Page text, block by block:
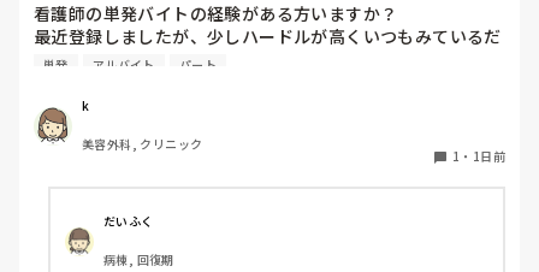
看護師の単発バイトの経験がある方いますか？
最近登録しましたが、少しハードルが高くいつもみているだ
けです。
ような雰囲気なのか知りたいです。
単発 アルバイト パート
k
美容外科, クリニック
1 ・ 1日前
だいふく
病棟, 回復期